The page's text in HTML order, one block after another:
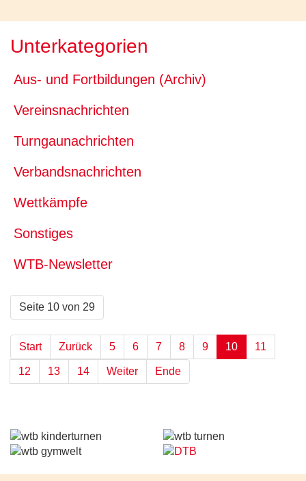
Unterkategorien
Aus- und Fortbildungen (Archiv)
Vereinsnachrichten
Turngaunachrichten
Verbandsnachrichten
Wettkämpfe
Sonstiges
WTB-Newsletter
Seite 10 von 29
Start Zurück 5 6 7 8 9 10 11
12 13 14 Weiter Ende